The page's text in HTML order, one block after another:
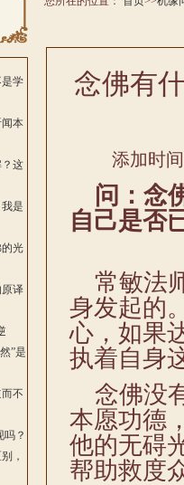
学
本
这
是
光
译
”是
不
吗？
，
念佛有
添加时
问：念
自己是否
常敏法
身发起的
心，如果
执着自身
念佛没
本愿功德
他的无碍
帮助救度